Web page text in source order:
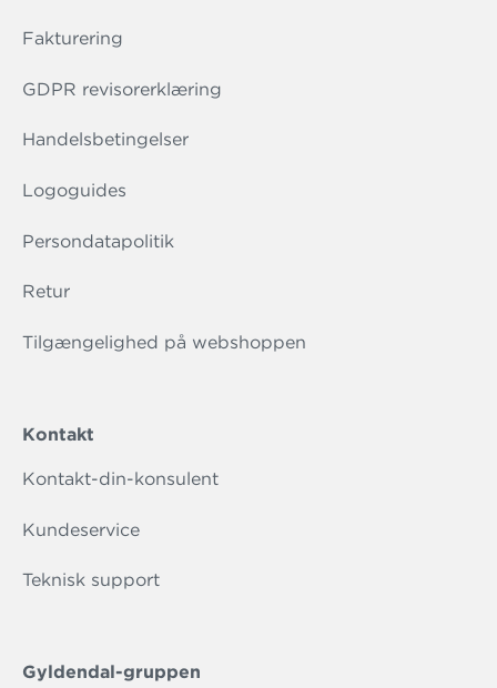
Fakturering
GDPR revisorerklæring
Handelsbetingelser
Logoguides
Persondatapolitik
Retur
Tilgængelighed på webshoppen
Kontakt
Kontakt-din-konsulent
Kundeservice
Teknisk support
Gyldendal-gruppen